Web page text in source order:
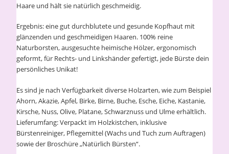
Haare und hält sie natürlich geschmeidig.
Ergebnis: eine gut durchblutete und gesunde Kopfhaut mit
glänzenden und geschmeidigen Haaren. 100% reine
Naturborsten, ausgesuchte heimische Hölzer, ergonomisch
geformt, für Rechts- und Linkshänder gefertigt, jede Bürste dein
persönliches Unikat!
Es sind je nach Verfügbarkeit diverse Holzarten, wie zum Beispiel
Ahorn, Akazie, Apfel, Birke, Birne, Buche, Esche, Eiche, Kastanie,
Kirsche, Nuss, Olive, Platane, Schwarznuss und Ulme erhältlich.
Lieferumfang: Verpackt im Holzkistchen, inklusive
Bürstenreiniger, Pflegemittel (Wachs und Tuch zum Auftragen)
sowie der Broschüre „Natürlich Bürsten“.